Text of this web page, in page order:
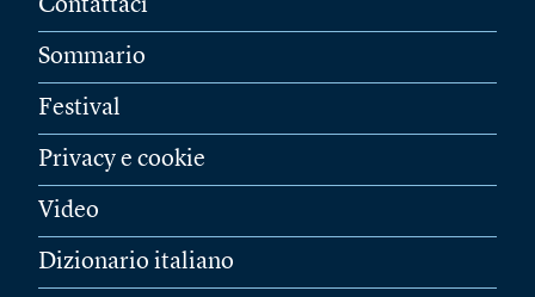
Contattaci
Sommario
Festival
Privacy e cookie
Video
Dizionario italiano